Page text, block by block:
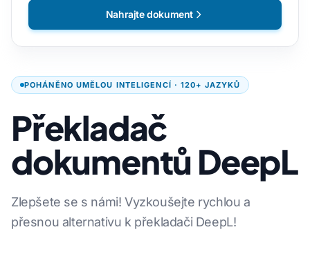
POHÁNĚNO UMĚLOU INTELIGENCÍ · 120+ JAZYKŮ
Překladač
dokumentů DeepL
Zlepšete se s námi! Vyzkoušejte rychlou a
přesnou alternativu k překladači DeepL!
Nahrajte dokument